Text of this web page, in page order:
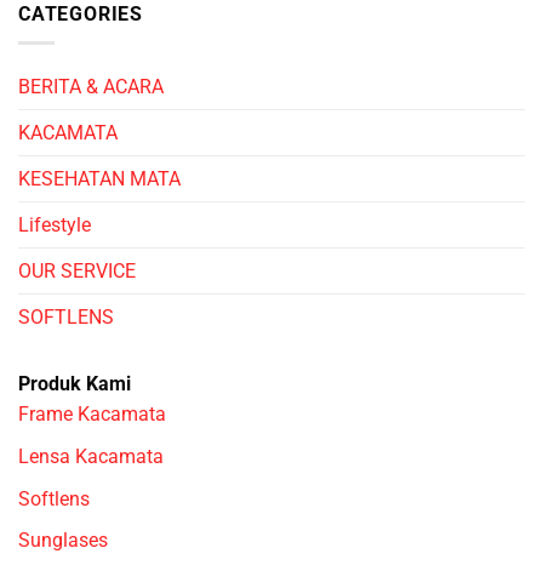
CATEGORIES
BERITA & ACARA
KACAMATA
KESEHATAN MATA
Lifestyle
OUR SERVICE
SOFTLENS
Produk Kami
Frame Kacamata
Lensa Kacamata
Softlens
Sunglases